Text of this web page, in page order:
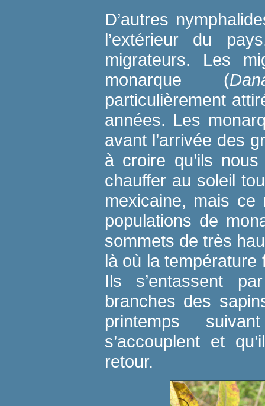
D’autres
l’extérieur du
migrateurs. Les
monarque (
particulièrement
années. Les
avant l’arrivée des
à croire qu’ils
chauffer au soleil
mexicaine, mais ce
populations de
sommets de très
là où la température
Ils s’entassent
branches des
printemps
s’accouplent et
retour.